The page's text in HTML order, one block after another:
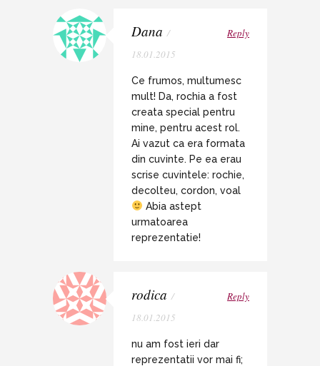
Dana /
18.01.2015
Reply
Ce frumos, multumesc
mult! Da, rochia a fost
creata special pentru
mine, pentru acest rol.
Ai vazut ca era formata
din cuvinte. Pe ea erau
scrise cuvintele: rochie,
decolteu, cordon, voal
Abia astept
urmatoarea
reprezentatie!
rodica /
18.01.2015
Reply
nu am fost ieri dar
reprezentatii vor mai fi;